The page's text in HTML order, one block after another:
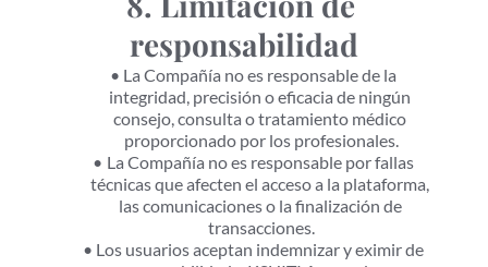
responsabilidad
La Compañía no es responsable de la
integridad, precisión o eficacia de ningún
consejo, consulta o tratamiento médico
proporcionado por los profesionales.
La Compañía no es responsable por fallas
técnicas que afecten el acceso a la plataforma,
las comunicaciones o la finalización de
transacciones.
Los usuarios aceptan indemnizar y eximir de